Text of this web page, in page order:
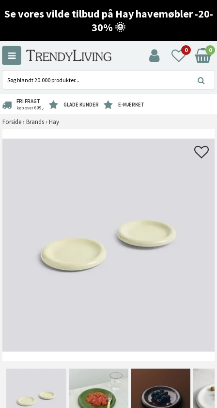
Se vores vilde tilbud på Hay havemøbler -20-
30% 🌞
0 0
FRI FRAGT
køb over 699,- GLADE KUNDER E-MÆRKET
Forside › Brands › Hay